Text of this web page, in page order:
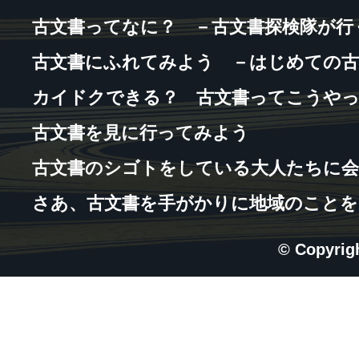
古文書ってなに？ －古文書探検隊が行
古文書にふれてみよう －はじめての
カイドクできる？ 古文書ってこうや
古文書を見に行ってみよう
古文書のシゴトをしている大人たちに
さあ、古文書を手がかりに地域のこと
©